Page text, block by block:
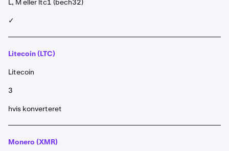
L, M eller ltc1 (bech32)
✓
Litecoin (LTC)
Litecoin
3
hvis konverteret
Monero (XMR)